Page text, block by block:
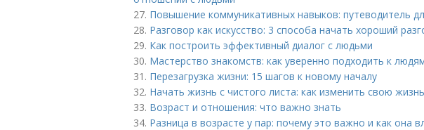
27. Повышение коммуникативных навыков: путеводитель
28. Разговор как искусство: 3 способа начать хороший
29. Как построить эффективный диалог с людьми
30. Мастерство знакомств: как уверенно подходить к
31. Перезагрузка жизни: 15 шагов к новому началу
32. Начать жизнь с чистого листа: как изменить свою жизнь
33. Возраст и отношения: что важно знать
34. Разница в возрасте у пар: почему это важно и как она